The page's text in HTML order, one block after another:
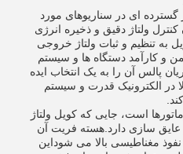
گسترده ای در سناریوهای مورد
ولتاژ دقیق و ذخیره انرژی
به تنظیم و ثبات ولتاژ خروجی
و کارآمد دستگاه ها و سیستم
پالس آن را به یک انتخاب ایده
در الکترونیک قدرت و سیستم
است، جایی که کویل ولتاژ
و عایق سازی دارد.هسته فریت آن
مغناطیسی بالا می شوداین